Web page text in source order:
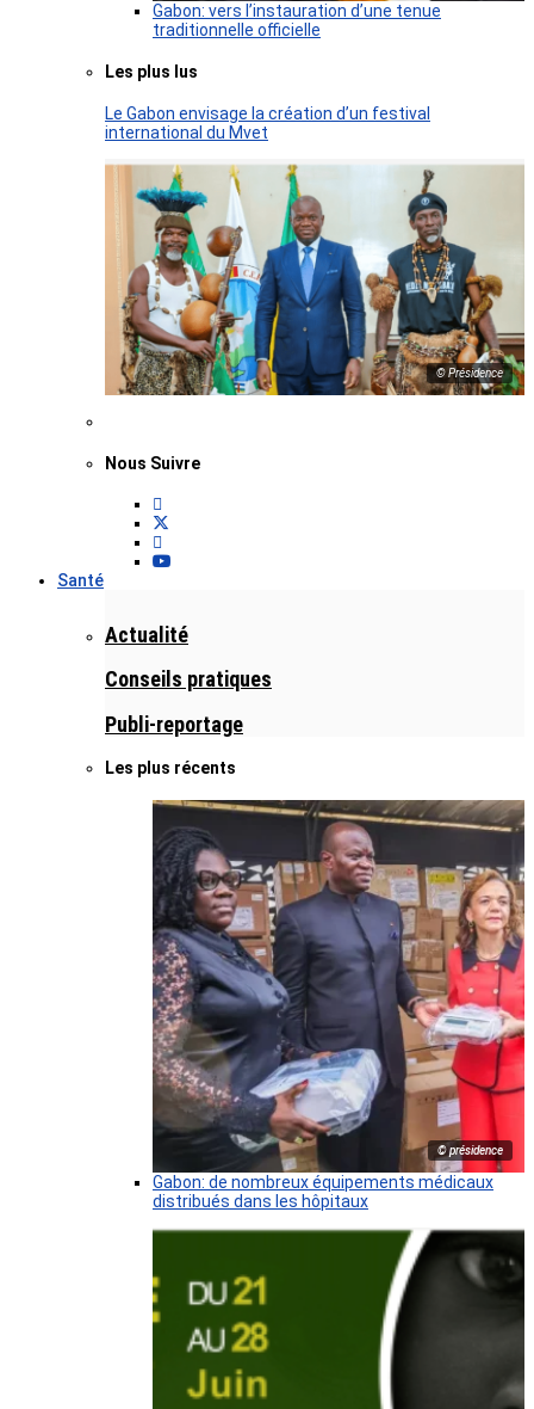
Gabon: vers l’instauration d’une tenue
traditionnelle officielle
Les plus lus
Le Gabon envisage la création d’un festival
international du Mvet
© Présidence
Nous Suivre
Santé
Actualité
Conseils pratiques
Publi-reportage
Les plus récents
© présidence
Gabon: de nombreux équipements médicaux
distribués dans les hôpitaux